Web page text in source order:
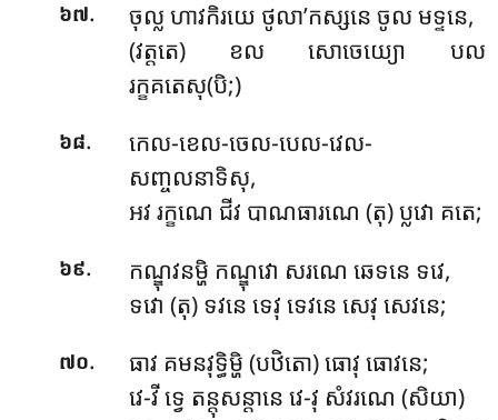
៦៧.
ចុល្ល ហាវកិរយេ ថូលា’កស្សនេ ចូល មទ្ទនេ,
(វត្តតេ) ខល សោចេយ្យោ បល
រក្ខគតេសុ(បិ;)
៦៨.
កេល-ខេល-ចេល-បេល-វេល-
សញ្ចលនាទិសុ,
អវ រក្ខណេ ជីវ បាណធារណេ (តុ) ប្លវោ គតេ;
៦៩.
កណ្ឌុវនម្ហិ កណ្ឌុវោ សរណេ ឆេទនេ ទវេ,
ទវោ (តុ) ទវនេ ទេវុ ទេវនេ សេវុ សេវនេ;
៧០.
ធាវ គមនវុទ្ធិម្ហិ (បឋិតោ) ធោវុ ធោវនេ;
វេ-វី ទ្វេ តន្តុសន្តានេ វេ-វុ សំវរណេ (សិយា)